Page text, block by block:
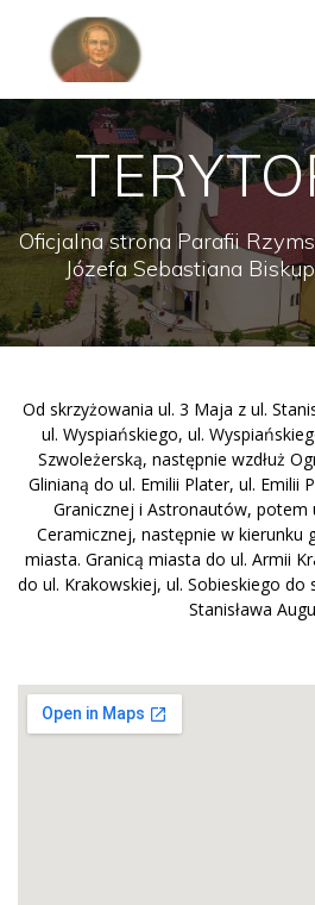
Oficjalna strona Parafii
Józefa Sebastiana
Od skrzyżowania ul. 3 Maja z ul.
ul. Wyspiańskiego, ul.
Szwoleżerską, następnie wzdłuż
Glinianą do ul. Emilii Plater, ul. Emilii
Granicznej i Astronautów, potem
Ceramicznej, następnie w kierunku
miasta. Granicą miasta do ul. Armii
do ul. Krakowskiej, ul. Sobieskiego do
Stanisława